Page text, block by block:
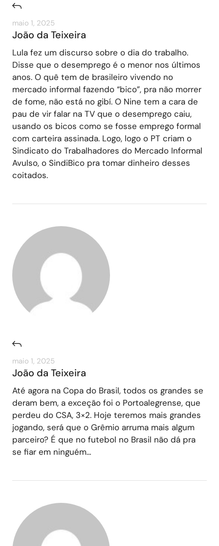
maio 1, 2025
João da Teixeira
Lula fez um discurso sobre o dia do trabalho.
Disse que o desemprego é o menor nos últimos
anos. O quê tem de brasileiro vivendo no
mercado informal fazendo “bico”, pra não morrer
de fome, não está no gibí. O Nine tem a cara de
pau de vir falar na TV que o desemprego caiu,
usando os bicos como se fosse emprego formal
com carteira assinada. Logo, logo o PT criam o
Sindicato do Trabalhadores do Mercado Informal
Avulso, o SindiBico pra tomar dinheiro desses
coitados.
maio 1, 2025
João da Teixeira
Até agora na Copa do Brasil, todos os grandes se
deram bem, a exceção foi o Portoalegrense, que
perdeu do CSA, 3×2. Hoje teremos mais grandes
jogando, será que o Grêmio arruma mais algum
parceiro? É que no futebol no Brasil não dá pra
se fiar em ninguém…